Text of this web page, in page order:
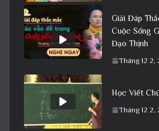
Giải Đáp
Cuộc Sống
Đạo Thịnh
Tháng 12 2,
Học Viết
Tháng 12 2,